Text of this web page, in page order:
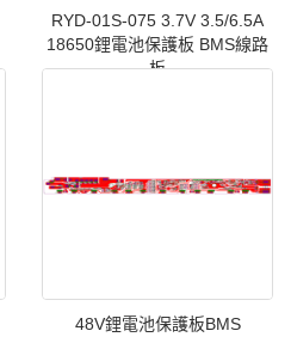
RYD-01S-075 3.7V 3.5/6.5A
18650鋰電池保護板 BMS線路
板
48V鋰電池保護板BMS